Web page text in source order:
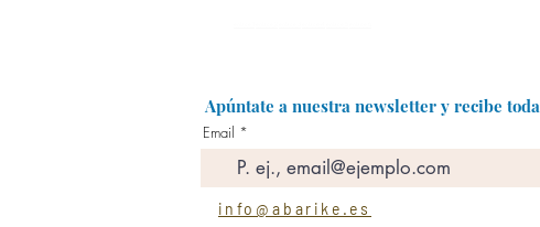
Apúntate a nuestra newsletter y recibe
Email
info@abarike.es